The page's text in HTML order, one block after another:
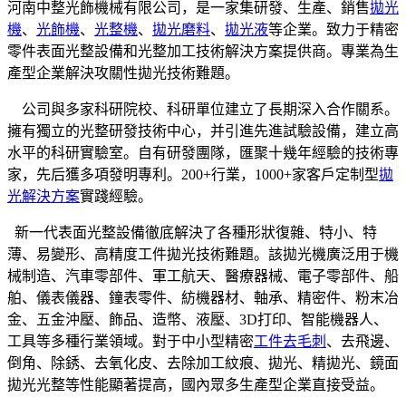
河南中整光飾機械有限公司，是一家集研發、生產、銷售拋光
機、 光飾機、 光整機、 拋光磨料、 拋光液等企業。致力于精密
零件表面光整設備和光整加工技術解決方案提供商。專業為生
產型企業解決攻關性拋光技術難題。
公司與多家科研院校、科研單位建立了長期深入合作關系。
擁有獨立的光整研發技術中心，并引進先進試驗設備，建立高
水平的科研實驗室。自有研發團隊，匯聚十幾年經驗的技術專
家，先后獲多項發明專利。200+行業，1000+家客戶定制型拋
光解決方案實踐經驗。
新一代表面光整設備徹底解決了各種形狀復雜、特小、特
薄、易變形、高精度工件拋光技術難題。該拋光機廣泛用于機
械制造、汽車零部件、軍工航天、醫療器械、電子零部件、船
舶、儀表儀器、鐘表零件、紡機器材、軸承、精密件、粉末冶
金、五金沖壓、飾品、造幣、液壓、3D打印、智能機器人、
工具等多種行業領域。對于中小型精密工件去毛刺 、去飛邊、
倒角、除銹、去氧化皮、去除加工紋痕、拋光、精拋光、鏡面
拋光光整等性能顯著提高，國內眾多生產型企業直接受益。